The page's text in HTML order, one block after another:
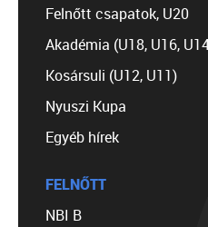
Felnőtt csapatok, U20
Akadémia (U18, U16,
Kosársuli (U12, U11)
Nyuszi Kupa
Egyéb hírek
FELNŐTT
NBI B